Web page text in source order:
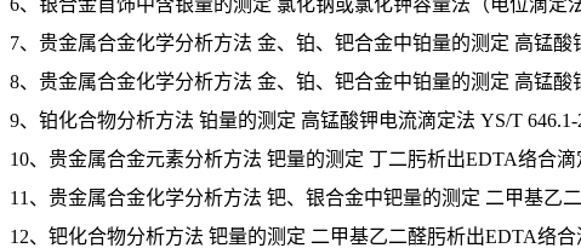
7、贵金属合金化学分析方法 金、铂、钯合金中铂量的测定 高锰酸
8、贵金属合金化学分析方法 金、铂、钯合金中铂量的测定 高锰酸
9、铂化合物分析方法 铂量的测定 高锰酸钾电流滴定法 YS/T 646.1-
10、贵金属合金元素分析方法 钯量的测定 丁二肟析出EDTA络合滴
11、贵金属合金化学分析方法 钯、银合金中钯量的测定 二甲基乙
12、钯化合物分析方法 钯量的测定 二甲基乙二醛肟析出EDTA络合